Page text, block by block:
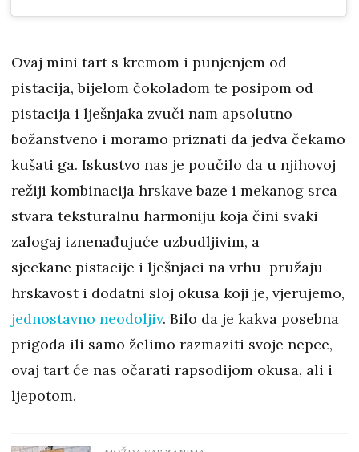
Ovaj mini tart s kremom i punjenjem od
pistacija, bijelom čokoladom te posipom od
pistacija i lješnjaka zvuči nam apsolutno
božanstveno i moramo priznati da jedva čekamo
kušati ga. Iskustvo nas je poučilo da u njihovoj
režiji kombinacija hrskave baze i mekanog srca
stvara teksturalnu harmoniju koja čini svaki
zalogaj iznenađujuće uzbudljivim, a
sjeckane pistacije i lješnjaci na vrhu pružaju
hrskavost i dodatni sloj okusa koji je, vjerujemo,
jednostavno neodoljiv. Bilo da je kakva posebna
prigoda ili samo želimo razmaziti svoje nepce,
ovaj tart će nas očarati rapsodijom okusa, ali i
ljepotom.